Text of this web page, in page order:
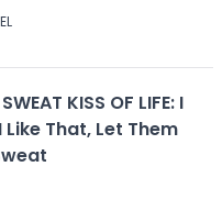
KISS OF LIFE: I
Like That, Let Them